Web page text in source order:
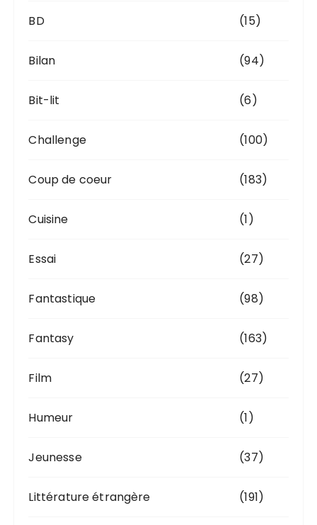
BD (15)
Bilan (94)
Bit-lit (6)
Challenge (100)
Coup de coeur (183)
Cuisine (1)
Essai (27)
Fantastique (98)
Fantasy (163)
Film (27)
Humeur (1)
Jeunesse (37)
Littérature étrangère (191)